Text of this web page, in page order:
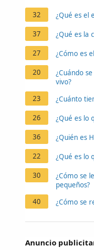
32 ¿Qué es el
37 ¿Qué es la
27 ¿Cómo es
20
¿Cuándo
vivo?
23
¿Cuánto
26 ¿Qué es lo
36 ¿Quién es
22 ¿Qué es lo
30
¿Cómo se
pequeños?
40
¿Cómo se
Anuncio